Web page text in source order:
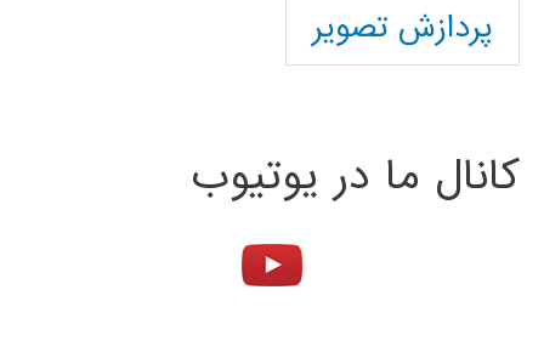
پردازش تصویر
کانال ما در یوتیوب